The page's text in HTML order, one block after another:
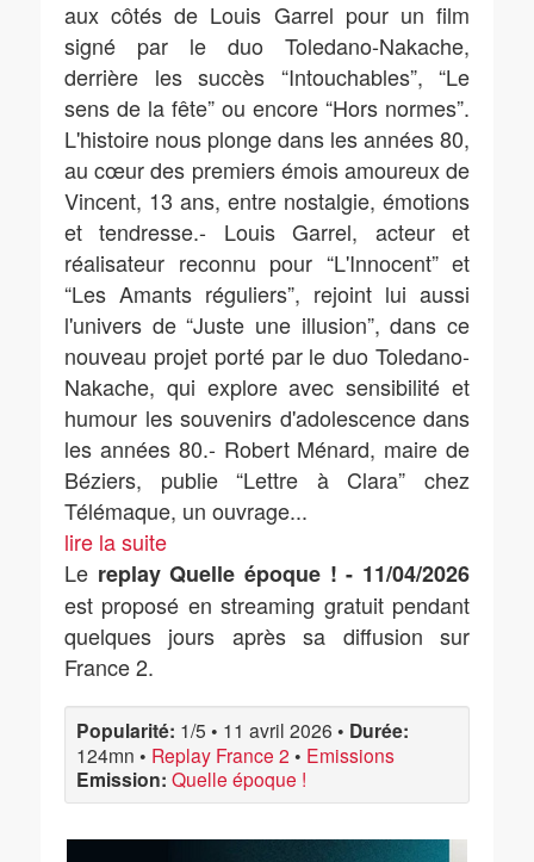
aux côtés de Louis Garrel pour un film
signé par le duo Toledano-Nakache,
derrière les succès “Intouchables”, “Le
sens de la fête” ou encore “Hors normes”.
L'histoire nous plonge dans les années 80,
au cœur des premiers émois amoureux de
Vincent, 13 ans, entre nostalgie, émotions
et tendresse.- Louis Garrel, acteur et
réalisateur reconnu pour “L'Innocent” et
“Les Amants réguliers”, rejoint lui aussi
l'univers de “Juste une illusion”, dans ce
nouveau projet porté par le duo Toledano-
Nakache, qui explore avec sensibilité et
humour les souvenirs d'adolescence dans
les années 80.- Robert Ménard, maire de
Béziers, publie “Lettre à Clara” chez
Télémaque, un ouvrage...
lire la suite
Le replay Quelle époque ! - 11/04/2026
est proposé en streaming gratuit pendant
quelques jours après sa diffusion sur
France 2.
Popularité: 1/5 • 11 avril 2026 • Durée:
124mn • Replay France 2 • Emissions
Emission: Quelle époque !